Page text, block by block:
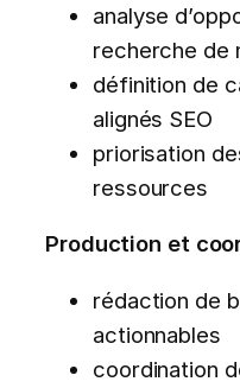
analyse
recherche de
définition de
alignés SEO
priorisation
ressources
Production et
rédaction de
actionnables
coordination